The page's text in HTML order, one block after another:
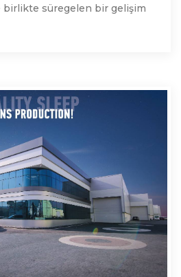
birlikte süregelen bir gelişim